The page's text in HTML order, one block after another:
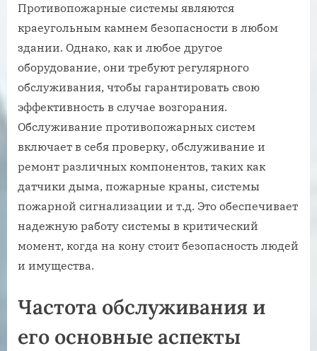
Противопожарные системы являются
краеугольным камнем безопасности в любом
здании. Однако, как и любое другое
оборудование, они требуют регулярного
обслуживания, чтобы гарантировать свою
эффективность в случае возгорания.
Обслуживание противопожарных систем
включает в себя проверку, обслуживание и
ремонт различных компонентов, таких как
датчики дыма, пожарные краны, системы
пожарной сигнализации и т.д. Это обеспечивает
надежную работу системы в критический
момент, когда на кону стоит безопасность людей
и имущества.
Частота обслуживания и
его основные аспекты